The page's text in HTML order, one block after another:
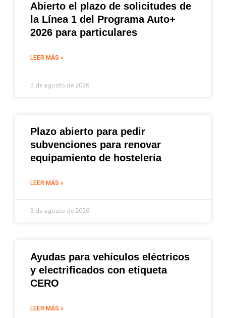
Abierto el plazo de solicitudes de
la Línea 1 del Programa Auto+
2026 para particulares
LEER MÁS »
5 de agosto de 2026
Plazo abierto para pedir
subvenciones para renovar
equipamiento de hostelería
LEER MÁS »
3 de agosto de 2026
Ayudas para vehículos eléctricos
y electrificados con etiqueta
CERO
LEER MÁS »